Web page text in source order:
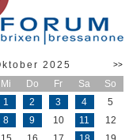
2025 >>
Mi Do Fr Sa
So
1
2 3 4
5
8 9 10 11
12